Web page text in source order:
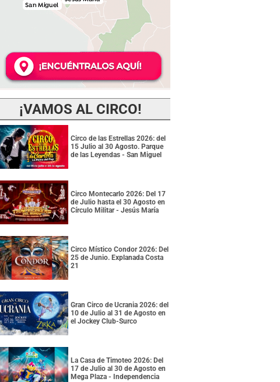
¡VAMOS AL CIRCO!
Circo de las Estrellas 2026: del
15 Julio al 30 Agosto. Parque
de las Leyendas - San Miguel
Circo Montecarlo 2026: Del 17
de Julio hasta el 30 Agosto en
Círculo Militar - Jesús María
Circo Místico Condor 2026: Del
25 de Junio. Explanada Costa
21
Gran Circo de Ucrania 2026: del
10 de Julio al 31 de Agosto en
el Jockey Club-Surco
La Casa de Timoteo 2026: Del
17 de Julio al 30 de Agosto en
Mega Plaza - Independencia